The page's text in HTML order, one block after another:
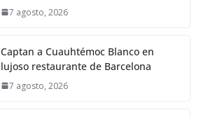
7 agosto, 2026
Captan a Cuauhtémoc Blanco en
lujoso restaurante de Barcelona
7 agosto, 2026